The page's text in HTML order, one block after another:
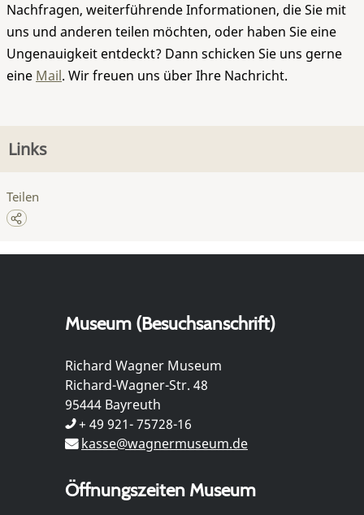
Nachfragen, weiterführende Informationen, die Sie mit
uns und anderen teilen möchten, oder haben Sie eine
Ungenauigkeit entdeckt? Dann schicken Sie uns gerne
eine Mail. Wir freuen uns über Ihre Nachricht.
Links
Teilen
Museum (Besuchsanschrift)
Richard Wagner Museum
Richard-Wagner-Str. 48
95444 Bayreuth
+ 49 921- 75728-16
kasse@wagnermuseum.de
Öffnungszeiten Museum